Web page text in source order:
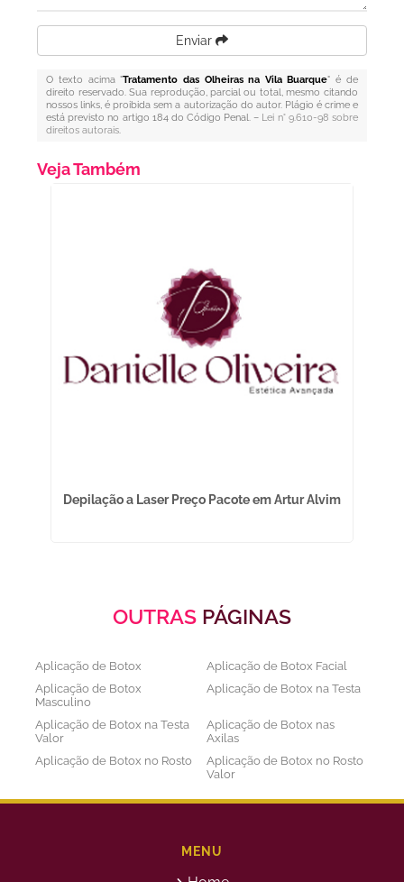
Enviar
O texto acima "Tratamento das Olheiras na Vila Buarque" é de
direito reservado. Sua reprodução, parcial ou total, mesmo citando
nossos links, é proibida sem a autorização do autor. Plágio é crime e
está previsto no artigo 184 do Código Penal. – Lei n° 9.610-98 sobre
direitos autorais.
Veja Também
Depilação a Laser Preço Pacote em Artur Alvim
OUTRAS PÁGINAS
Aplicação de Botox
Aplicação de Botox Facial
Aplicação de Botox
Masculino
Aplicação de Botox na Testa
Aplicação de Botox na Testa
Valor
Aplicação de Botox nas
Axilas
Aplicação de Botox no Rosto
Aplicação de Botox no Rosto
Valor
Aplicação de Botox nos
Aplicação de Botox Preço
Barriga
MENU